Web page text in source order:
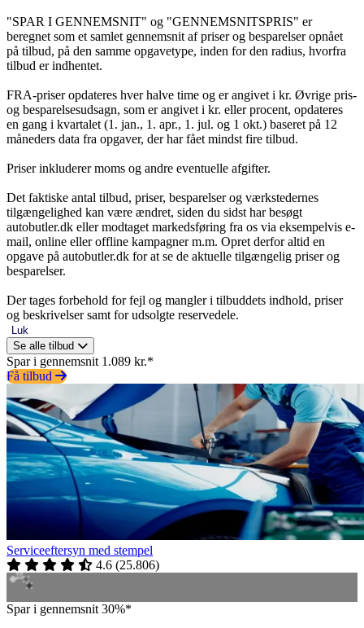
"SPAR I GENNEMSNIT" og "GENNEMSNITSPRIS" er
beregnet som et samlet gennemsnit af priser og besparelser opnået
på tilbud, på den samme opgavetype, inden for den radius, hvorfra
tilbud er indhentet.
FRA-priser opdateres hver halve time og er angivet i kr. Øvrige pris-
og besparelsesudsagn, som er angivet i kr. eller procent, opdateres
en gang i kvartalet (1. jan., 1. apr., 1. jul. og 1 okt.) baseret på 12
måneders data fra opgaver, der har fået mindst fire tilbud.
Priser inkluderer moms og andre eventuelle afgifter.
Det faktiske antal tilbud, priser, besparelser og værkstedernes
tilgængelighed kan være ændret, siden du sidst har besøgt
autobutler.dk eller modtaget markedsføring fra os via eksempelvis e-
mail, online eller offline kampagner m.m. Opret derfor altid en
opgave på autobutler.dk for at se de aktuelle tilgængelig priser og
besparelser.
Der tages forbehold for fejl og mangler i tilbuddets indhold, priser
og beskrivelser samt for udsolgte reservedele.
Luk
Se alle tilbud
Spar i gennemsnit 1.089 kr.*
Få tilbud
Serviceeftersyn med stempel
4.6 (25.806)
Spar i gennemsnit 30%*